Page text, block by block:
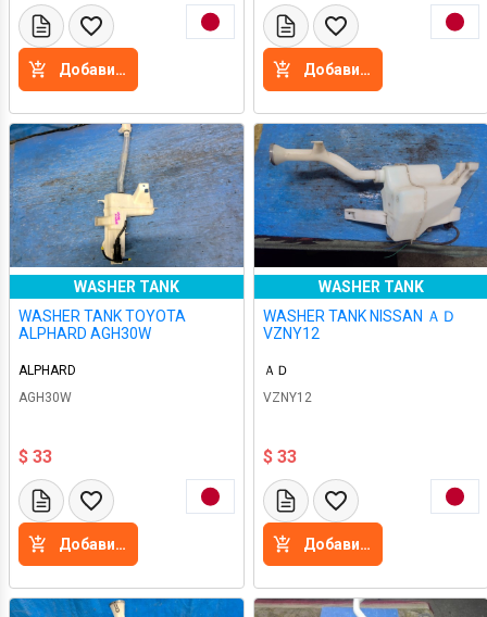
Добавить в корзину Добавить в корзину
WASHER TANK
WASHER TANK TOYOTA
ALPHARD AGH30W
ALPHARD
AGH30W
$ 33
Добавить в корзину
WASHER TANK
WASHER TANK NISSAN ＡＤ
VZNY12
ＡＤ
VZNY12
$ 33
Добавить в корзину